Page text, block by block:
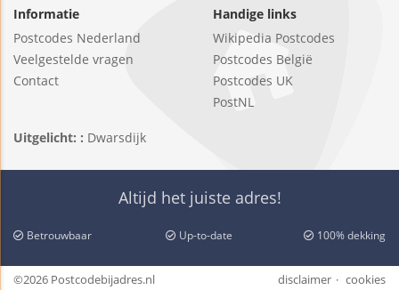
Informatie
Postcodes Nederland
Veelgestelde vragen
Contact
Handige links
Wikipedia Postcodes
Postcodes België
Postcodes UK
PostNL
Uitgelicht: : Dwarsdijk
Altijd het juiste adres!
Betrouwbaar Up-to-date 100% dekking
©2026 Postcodebijadres.nl disclaimer cookies